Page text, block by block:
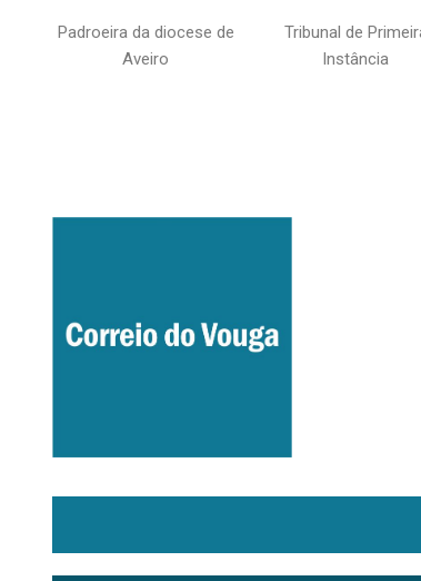
Padroeira da diocese de
Aveiro
Tribunal de
Instância